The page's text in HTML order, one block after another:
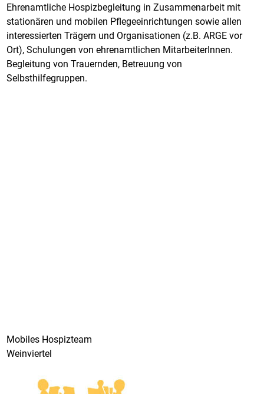
Ehrenamtliche Hospizbegleitung in Zusammenarbeit mit
stationären und mobilen Pflegeeinrichtungen sowie allen
interessierten Trägern und Organisationen (z.B. ARGE vor
Ort), Schulungen von ehrenamtlichen MitarbeiterInnen.
Begleitung von Trauernden, Betreuung von
Selbsthilfegruppen.
Mobiles Hospizteam
Weinviertel